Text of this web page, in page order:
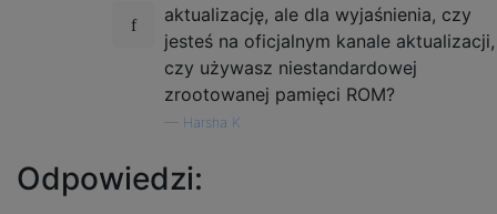
aktualizację, ale dla wyjaśnienia, czy
jesteś na oficjalnym kanale aktualizacji,
czy używasz niestandardowej
zrootowanej pamięci ROM?
Harsha K
Odpowiedzi: